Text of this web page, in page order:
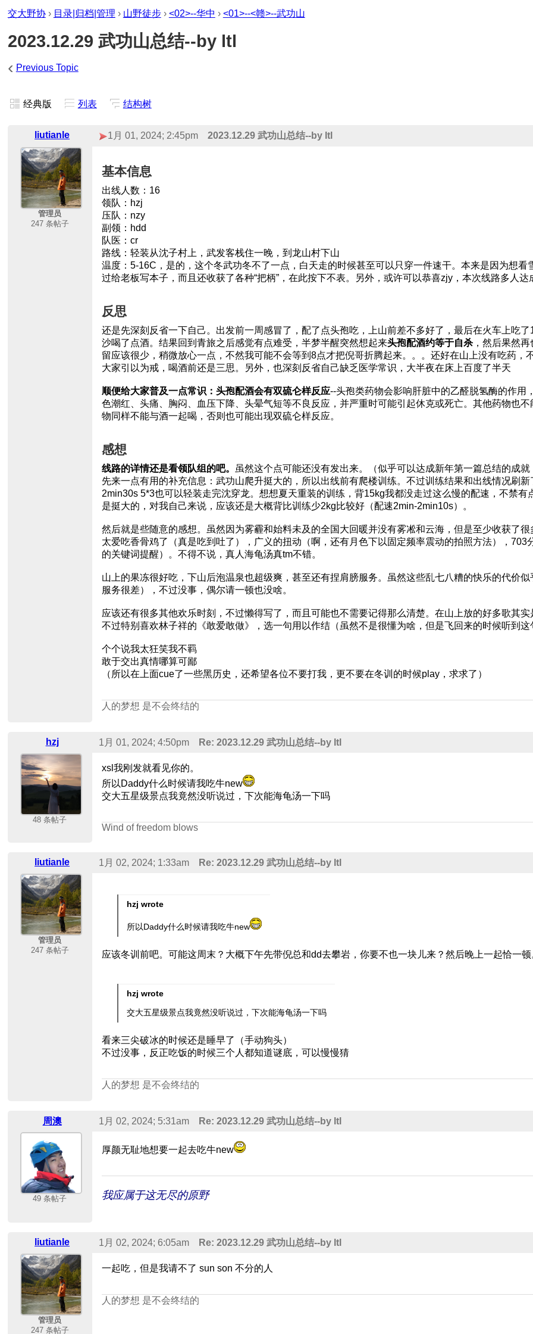
交大野协 › 目录|归档|管理 › 山野徒步 › <02>--华中 › <01>--<赣>--武功山
2023.12.29 武功山总结--by ltl
‹ Previous Topic
经典版 列表 结构树
liutianle 1月 01, 2024; 2:45pm 2023.12.29 武功山总结--by ltl
管理员
247 条帖子
基本信息
出线人数：16
领队：hzj
压队：nzy
副领：hdd
队医：cr
路线：轻装从沈子村上，武发客栈住一晚，到龙山村下山
温度：5-16C，是的，这个冬武功冬不了一点，白天走的时候甚至可以只穿一件速干。本来是因为想
过给老板写本子，而且还收获了各种“把柄”，在此按下不表。另外，或许可以恭喜zjy，本次线路多人达
反思
还是先深刻反省一下自己。出发前一周感冒了，配了点头孢吃，上山前差不多好了，最后在火车上吃
沙喝了点酒。结果回到青旅之后感觉有点难受，半梦半醒突然想起来头孢配酒约等于自杀，然后果然再
留应该很少，稍微放心一点，不然我可能不会等到8点才把倪哥折腾起来。。。还好在山上没有吃药
大家引以为戒，喝酒前还是三思。另外，也深刻反省自己缺乏医学常识，大半夜在床上百度了半天
顺便给大家普及一点常识：头孢配酒会有双硫仑样反应--头孢类药物会影响肝脏中的乙醛脱氢酶的作用
色潮红、头痛、胸闷、血压下降、头晕气短等不良反应，并严重时可能引起休克或死亡。其他药物也
物同样不能与酒一起喝，否则也可能出现双硫仑样反应。
感想
线路的详情还是看领队组的吧。
虽然这个点可能还没有发出来。（似乎可以达成新年第一篇总结的成就
先来一点有用的补充信息：武功山爬升挺大的，所以出线前有爬楼训练。不过训练结果和出线情况刷
2min30s 5*3也可以轻装走完沈穿龙。想想夏天重装的训练，背15kg我都没走过这么慢的配速，不禁
是挺大的，对我自己来说，应该还是大概背比训练少2kg比较好（配速2min-2min10s）。
然后就是些随意的感想。虽然因为雾霾和始料未及的全国大回暖并没有雾凇和云海，但是至少收获了
太爱吃香骨鸡了（真是吃到吐了），广义的扭动（啊，还有月色下以固定频率震动的拍照方法），
的关键词提醒）。不得不说，真人海龟汤真tm不错。
山上的果冻很好吃，下山后泡温泉也超级爽，甚至还有捏肩膀服务。虽然这些乱七八糟的快乐的代价
服务很差），不过没事，偶尔请一顿也没啥。
应该还有很多其他欢乐时刻，不过懒得写了，而且可能也不需要记得那么清楚。在山上放的好多歌其
不过特别喜欢林子祥的《敢爱敢做》，选一句用以作结（虽然不是很懂为啥，但是飞回来的时候听到这
个个说我太狂笑我不羁
敢于交出真情哪算可鄙
（所以在上面cue了一些黑历史，还希望各位不要打我，更不要在冬训的时候play，求求了）
人的梦想 是不会终结的
hzj 1月 01, 2024; 4:50pm Re: 2023.12.29 武功山总结--by ltl
48 条帖子
xsl我刚发就看见你的。
所以Daddy什么时候请我吃牛new
交大五星级景点我竟然没听说过，下次能海龟汤一下吗
Wind of freedom blows
liutianle 1月 02, 2024; 1:33am Re: 2023.12.29 武功山总结--by ltl
管理员
247 条帖子
hzj wrote
所以Daddy什么时候请我吃牛new
应该冬训前吧。可能这周末？大概下午先带倪总和dd去攀岩，你要不也一块儿来？然后晚上一起恰一顿
hzj wrote
交大五星级景点我竟然没听说过，下次能海龟汤一下吗
看来三尖破冰的时候还是睡早了（手动狗头）
不过没事，反正吃饭的时候三个人都知道谜底，可以慢慢猜
人的梦想 是不会终结的
周澳 1月 02, 2024; 5:31am Re: 2023.12.29 武功山总结--by ltl
49 条帖子
厚颜无耻地想要一起去吃牛new
我应属于这无尽的原野
liutianle 1月 02, 2024; 6:05am Re: 2023.12.29 武功山总结--by ltl
管理员
247 条帖子
一起吃，但是我请不了 sun son 不分的人
人的梦想 是不会终结的